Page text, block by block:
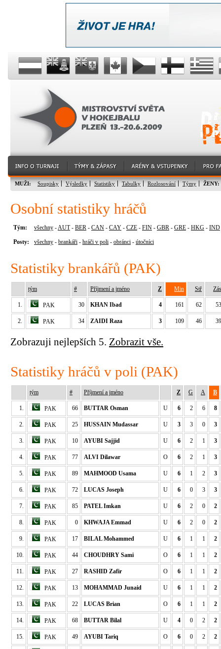
MUŽI: Soupisky Výsledky Statistiky Tabulky Rozlosování Týmy ŽENY:
Osobní statistiky hráčů
Tým: všechny -AUT- BER - CAN - CAY - CZE - FIN - GBR - GRE - HKG - IND
Posty: všechny - brankáři - hráči v poli - obránci - útočníci
Statistiky brankářů (PAK)
tým # Příjmení a jméno Z Min Stř Zás
1. PAK 30 KHAN Ibad 4 161 62 53
2. PAK 34 ZAIDI Raza 3 109 46 39
Zobrazuji nejlepších 5. Zobrazit vše.
Statistiky hráčů v poli (PAK)
tým # Příjmení a jméno Z G A B
1. PAK 66 BUTTAR Osman U 6 2 6 8
2. PAK 25 HUSSAIN Mudassar U 3 3 0 3
3. PAK 10 AYUBI Sajjid U 6 2 1 3
4. PAK 77 ALVI Dilawar O 6 2 1 3
5. PAK 89 MAHMOOD Usama U 6 1 2 3
6. PAK 72 LUCAS Joseph U 6 0 3 3
7. PAK 85 PATEL Imkan U 6 2 0 2
8. PAK 0 KHWAJA Emmad U 6 2 0 2
9. PAK 17 BILAL Mohammed U 6 1 1 2
10. PAK 44 CHOUDHRY Sami O 6 1 1 2
11. PAK 27 RASHID Zafir O 6 1 1 2
12. PAK 13 MOHAMMAD Junaid U 6 1 1 2
13. PAK 22 LUCAS Brian O 6 1 1 2
14. PAK 68 BUTTAR Bilal U 4 0 2 2
15. PAK 49 AYUBI Tariq O 6 0 2 2